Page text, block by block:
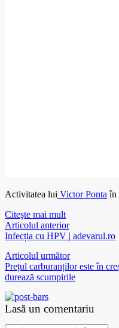
Activitatea lui Victor Ponta în
Citeşte mai mult
Articolul anterior
Infecția cu HPV | adevarul.ro
Articolul următor
Prețul carburanților este în
durează scumpirile
Lasă un comentariu